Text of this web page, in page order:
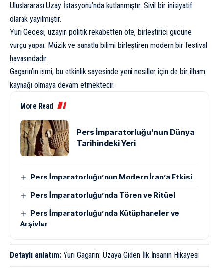
Uluslararası Uzay İstasyonu’nda kutlanmıştır. Sivil bir inisiyatif
olarak yayılmıştır.
Yuri Gecesi, uzayın politik rekabetten öte, birleştirici gücüne
vurgu yapar. Müzik ve sanatla bilimi birleştiren modern bir festival
havasındadır.
Gagarin’in ismi, bu etkinlik sayesinde yeni nesiller için de bir ilham
kaynağı olmaya devam etmektedir.
More Read
Pers İmparatorluğu’nun Dünya
Tarihindeki Yeri
Pers İmparatorluğu’nun Modern İran’a Etkisi
Pers İmparatorluğu’nda Tören ve Ritüel
Pers İmparatorluğu’nda Kütüphaneler ve
Arşivler
Detaylı anlatım: Yuri Gagarin: Uzaya Giden İlk İnsanın Hikayesi